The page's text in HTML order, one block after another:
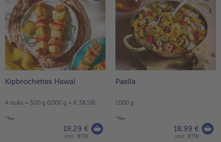
Kipbrochettes Hawaï
4 stuks = 500 g (1000 g = € 38,58)
19,29 €
incl. BTW
Paella
1000 g
18,99 €
incl. BTW